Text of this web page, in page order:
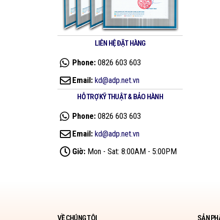
LIÊN HỆ ĐẶT HÀNG
Phone: 0826 603 603
Email: kd@adp.net.vn
HỖ TRỢ KỸ THUẬT & BẢO HÀNH
Phone: 0826 603 603
Email: kd@adp.net.vn
Giờ: Mon - Sat: 8:00AM - 5:00PM
VỀ CHÚNG TÔI SẢN